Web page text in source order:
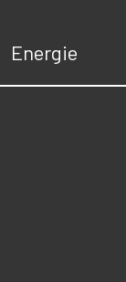
Energie